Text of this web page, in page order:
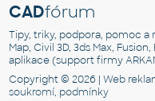
CADfórum
Tipy, triky, podpora, pomoc a
Map, Civil 3D, 3ds Max,
aplikace (support firmy
Copyright © 2026 |Web
soukromí, podmínky